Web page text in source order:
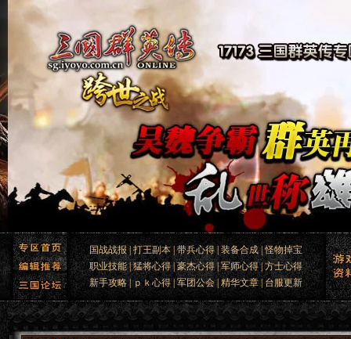
国战战报|打王副本|带兵心得|装备合成|怪物掉宝
职业技能|猛将心得|豪杰心得|军师心得|方士心得
新手攻略|ｐｋ心得 |军团公会|精华文章| 台服更新